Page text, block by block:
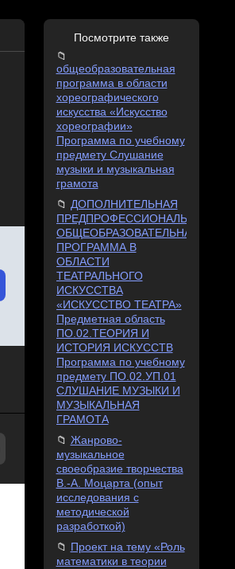
Посмотрите также
общеобразовательная
программа в области
хореографического
искусства «Искусство
хореографии»
Программа по учебному
предмету Слушание
музыки и музыкальная
грамота
ДОПОЛНИТЕЛЬНАЯ
ПРЕДПРОФЕССИОНАЛЬНАЯ
ОБЩЕОБРАЗОВАТЕЛЬНАЯ
ПРОГРАММА В
ОБЛАСТИ
ТЕАТРАЛЬНОГО
ИСКУССТВА
«ИСКУССТВО ТЕАТРА»
Предметная область
ПО.02.ТЕОРИЯ И
ИСТОРИЯ ИСКУССТВ
Программа по учебному
предмету ПО.02.УП.01
СЛУШАНИЕ МУЗЫКИ И
МУЗЫКАЛЬНАЯ
ГРАМОТА
Жанрово-
музыкальное
своеобразие творчества
В.-А. Моцарта (опыт
исследования с
методической
разработкой)
Проект на тему «Роль
математики в теории